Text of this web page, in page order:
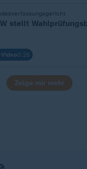
stellt
Video0:25
Zeige mir mehr